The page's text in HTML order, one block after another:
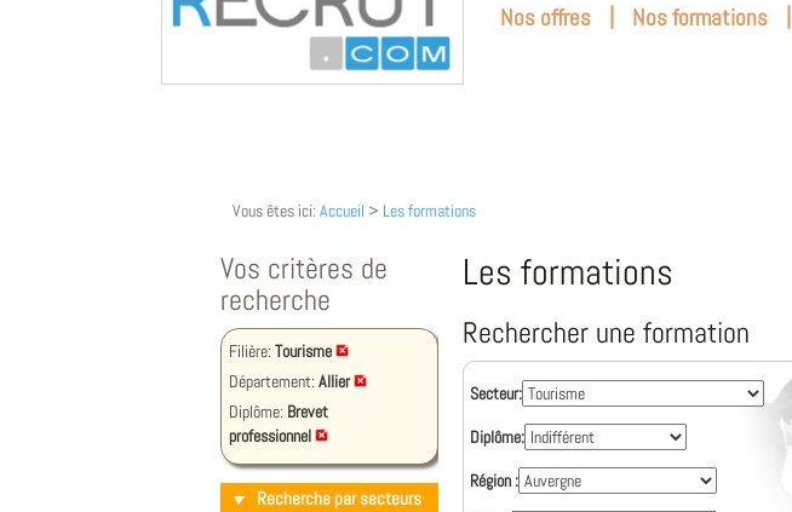
Nos offres | Nos formations |
Vous êtes ici: Accueil > Les formations
Vos critères de
recherche
Filière: Tourisme
Département: Allier
Diplôme: Brevet
professionnel
Recherche par secteurs
Les formations
Rechercher une formation
Secteur:
Diplôme:
Région :